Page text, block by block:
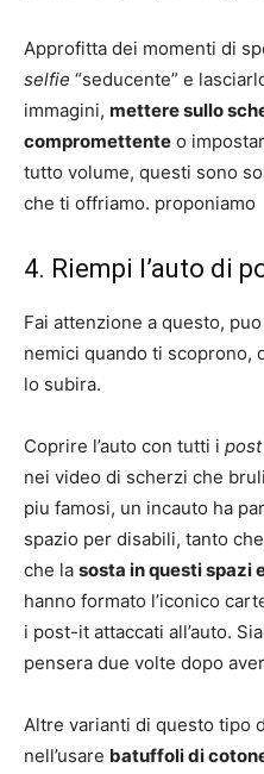
Approfitta dei momenti di
selfie “seducente” e
immagini, mettere sullo
compromettente o
tutto volume, questi sono
che ti offriamo. proponiamo
4. Riempi l’auto di
Fai attenzione a questo,
nemici quando ti scoprono,
lo subira.
Coprire l’auto con tutti i post
nei video di scherzi che
piu famosi, un incauto ha
spazio per disabili, tanto
che la sosta in questi spazi
hanno formato l’iconico
i post-it attaccati all’auto.
pensera due volte dopo
Altre varianti di questo tipo
nell’usare batuffoli di